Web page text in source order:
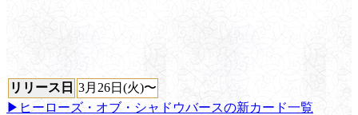
リリース日 3月26日(火)〜
▶ヒーローズ・オブ・シャドウバースの新カード一覧